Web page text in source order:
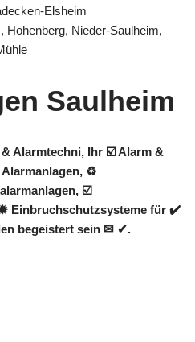
Elsheim
Hohenberg, Nieder-Saulheim,
Saulheim
Alarmtechni, Ihr ☑️ Alarm &
♻
☑️
Einbruchschutzsysteme für ✔️
begeistert sein ✉ ✔.